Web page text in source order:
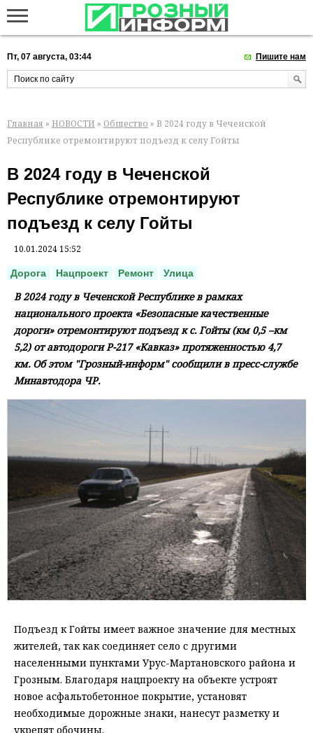
Пт, 07 августа, 03:44 Пишите нам
Главная » НОВОСТИ » Общество » В 2024 году в Чеченской
Республике отремонтируют подъезд к селу Гойты
В 2024 году в Чеченской
Республике отремонтируют
подъезд к селу Гойты
10.01.2024 15:52
Дорога Нацпроект Ремонт Улица
В 2024 году в Чеченской Республике в рамках
национального проекта «Безопасные качественные
дороги» отремонтируют подъезд к с. Гойты (км 0,5 –км
5,2) от автодороги Р-217 «Кавказ» протяженностью 4,7
км. Об этом "Грозный-информ" сообщили в пресс-службе
Минавтодора ЧР.
Подъезд к Гойты имеет важное значение для местных
жителей, так как соединяет село с другими
населенными пунктами Урус-Мартановского района и
Грозным. Благодаря нацпроекту на объекте устроят
новое асфальтобетонное покрытие, установят
необходимые дорожные знаки, нанесут разметку и
укрепят обочины.